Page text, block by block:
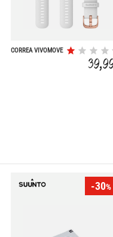
CORREA VIVOMOVE
-30%